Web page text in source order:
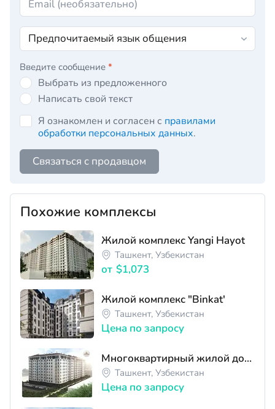
Введите сообщение *
Выбрать из предложенного
Написать свой текст
Я ознакомлен и согласен с правилами
обработки персональных данных.
Связаться с продавцом
Похожие комплексы
Жилой комплекс Yangi Hayot
Ташкент, Узбекистан
от $1,073
Жилой комплекс "Binkat'
Ташкент, Узбекистан
Цена по запросу
Многоквартирный жилой дом ЖК "Qorasuv River Residence"
Ташкент, Узбекистан
Цена по запросу